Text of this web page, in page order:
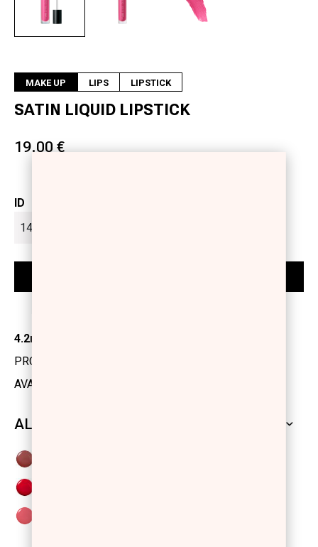
MAKE UP LIPS LIPSTICK
SATIN LIQUID LIPSTICK
19.00 €
ID
4.2ml
PRODUCT CODE: 1176322
AVAILABILITY: IN STOCK
ALL SHADES